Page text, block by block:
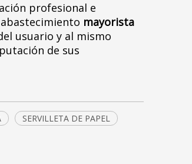
profesional e
mayorista
usuario y al mismo
de sus
SERVILLETA DE PAPEL